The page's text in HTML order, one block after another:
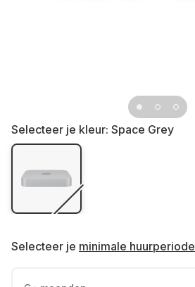
Selecteer je kleur: Space Grey
Selecteer je minimale huurperiode